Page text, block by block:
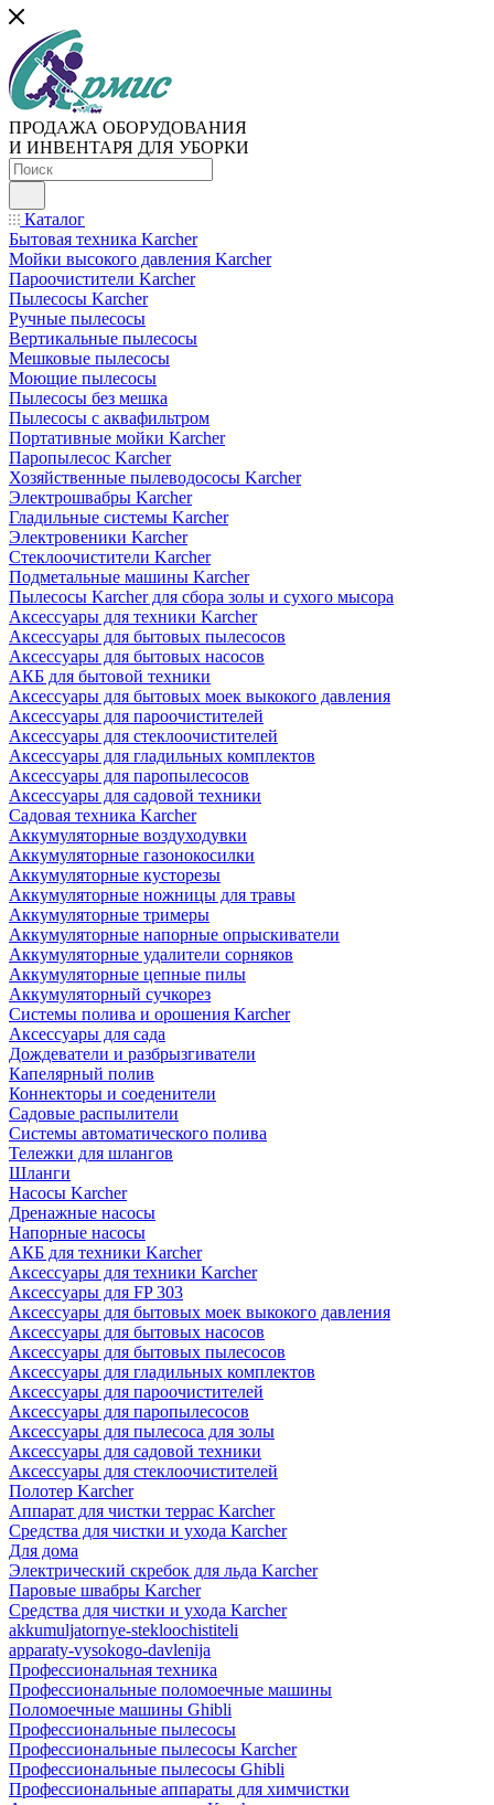
ПРОДАЖА ОБОРУДОВАНИЯ
И ИНВЕНТАРЯ ДЛЯ УБОРКИ
Каталог
Бытовая техника Karcher
Мойки высокого давления Karcher
Пароочистители Karcher
Пылесосы Karcher
Ручные пылесосы
Вертикальные пылесосы
Мешковые пылесосы
Моющие пылесосы
Пылесосы без мешка
Пылесосы с аквафильтром
Портативные мойки Karcher
Паропылесос Karcher
Хозяйственные пылеводососы Karcher
Электрошвабры Karcher
Гладильные системы Karcher
Электровеники Karcher
Стеклоочистители Karcher
Подметальные машины Karcher
Пылесосы Karcher для сбора золы и сухого мысора
Аксессуары для техники Karcher
Аксессуары для бытовых пылесосов
Аксессуары для бытовых насосов
АКБ для бытовой техники
Аксессуары для бытовых моек выкокого давления
Аксессуары для пароочистителей
Аксессуары для стеклоочистителей
Аксессуары для гладильных комплектов
Аксессуары для паропылесосов
Аксессуары для садовой техники
Садовая техника Karcher
Аккумуляторные воздуходувки
Аккумуляторные газонокосилки
Аккумуляторные кусторезы
Аккумуляторные ножницы для травы
Аккумуляторные тримеры
Аккумуляторные напорные опрыскиватели
Аккумуляторные удалители сорняков
Аккумуляторные цепные пилы
Аккумуляторный сучкорез
Системы полива и орошения Karcher
Аксессуары для сада
Дождеватели и разбрызгиватели
Капелярный полив
Коннекторы и соеденители
Садовые распылители
Системы автоматического полива
Тележки для шлангов
Шланги
Насосы Karcher
Дренажные насосы
Напорные насосы
АКБ для техники Karcher
Аксессуары для техники Karcher
Аксессуары для FP 303
Аксессуары для бытовых моек выкокого давления
Аксессуары для бытовых насосов
Аксессуары для бытовых пылесосов
Аксессуары для гладильных комплектов
Аксессуары для пароочистителей
Аксессуары для паропылесосов
Аксессуары для пылесоса для золы
Аксессуары для садовой техники
Аксессуары для стеклоочистителей
Полотер Karcher
Аппарат для чистки террас Karcher
Средства для чистки и ухода Karcher
Для дома
Электрический скребок для льда Karcher
Паровые швабры Karcher
Средства для чистки и ухода Karcher
akkumuljatornye-stekloochistiteli
apparaty-vysokogo-davlenija
Профессиональная техника
Профессиональные поломоечные машины
Поломоечные машины Ghibli
Профессиональные пылесосы
Профессиональные пылесосы Karcher
Профессиональные пылесосы Ghibli
Профессиональные аппараты для химчистки